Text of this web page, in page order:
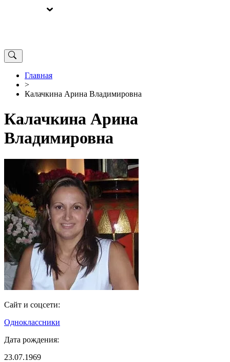
Главная
>
Калачкина Арина Владимировна
Калачкина Арина
Владимировна
Сайт и соцсети:
Одноклассники
Дата рождения:
23.07.1969